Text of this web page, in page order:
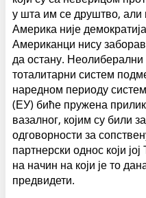
у шта им се друштво, али
Америка није
Американци нису
да остану. Неолиберални
тоталитарни систем
наредном периоду
(ЕУ) биће пружена
вазалног, којим су били
одговорности за
партнерски однос који
на начин на који је то
предвидети.